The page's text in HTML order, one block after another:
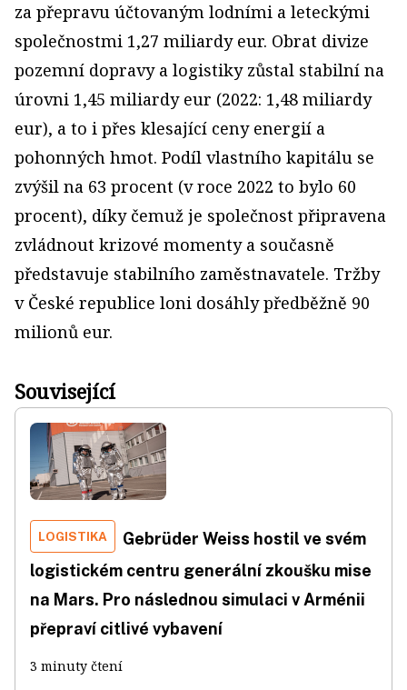
za přepravu účtovaným lodními a leteckými
společnostmi 1,27 miliardy eur. Obrat divize
pozemní dopravy a logistiky zůstal stabilní na
úrovni 1,45 miliardy eur (2022: 1,48 miliardy
eur), a to i přes klesající ceny energií a
pohonných hmot. Podíl vlastního kapitálu se
zvýšil na 63 procent (v roce 2022 to bylo 60
procent), díky čemuž je společnost připravena
zvládnout krizové momenty a současně
představuje stabilního zaměstnavatele. Tržby
v České republice loni dosáhly předběžně 90
milionů eur.
Související
LOGISTIKA
Gebrüder Weiss hostil ve svém
logistickém centru generální zkoušku mise
na Mars. Pro následnou simulaci v Arménii
přepraví citlivé vybavení
3 minuty čtení